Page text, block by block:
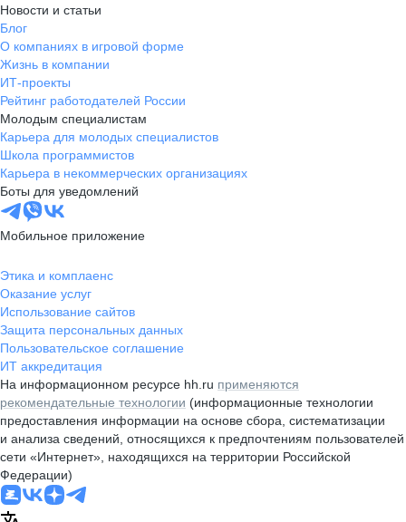
Новости и статьи
Блог
О компаниях в игровой форме
Жизнь в компании
ИТ-проекты
Рейтинг работодателей России
Молодым специалистам
Карьера для молодых специалистов
Школа программистов
Карьера в некоммерческих организациях
Боты для уведомлений
Мобильное приложение
Этика и комплаенс
Оказание услуг
Использование сайтов
Защита персональных данных
Пользовательское соглашение
ИТ аккредитация
На информационном ресурсе hh.ru применяются
рекомендательные технологии (информационные технологии
предоставления информации на основе сбора, систематизации
и анализа сведений, относящихся к предпочтениям пользователей
сети «Интернет», находящихся на территории Российской
Федерации)